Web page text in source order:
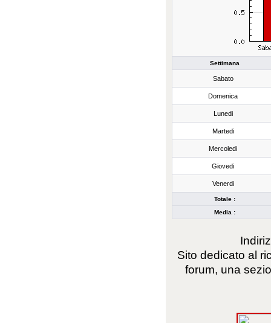
Settimana
Sabato
Domenica
Lunedi
Martedi
Mercoledi
Giovedi
Venerdi
Totale :
Media :
Sito dedicato al
forum, una